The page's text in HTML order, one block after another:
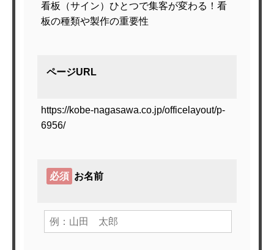
看板（サイン）ひとつで集客が変わる！看
板の種類や製作の重要性
ページURL
https://kobe-nagasawa.co.jp/officelayout/p-
6956/
必須 お名前